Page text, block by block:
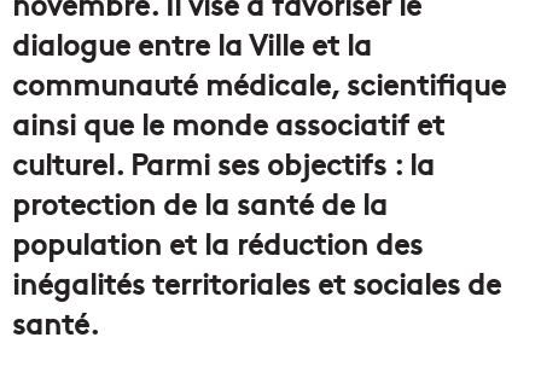
dialogue entre la Ville et la
communauté médicale, scientifique
ainsi que le monde associatif et
culturel. Parmi ses objectifs : la
protection de la santé de la
population et la réduction des
inégalités territoriales et sociales de
santé.